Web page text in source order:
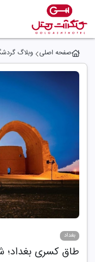
صفحه اصلی وبلاگ
بغداد
طاق کسری بغداد؛